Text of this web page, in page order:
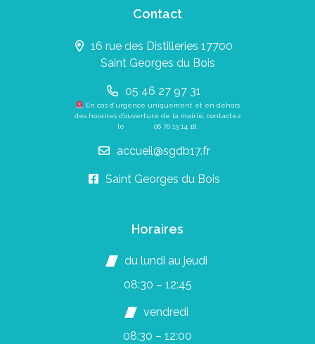
Contact
16 rue des Distilleries 17700
Saint Georges du Bois
05 46 27 97 31
En cas d’urgence uniquement et en dehors
des horaires d’ouverture de la mairie, contactez
le 06 70 13 14 18.
accueil@sgdb17.fr
Saint Georges du Bois
Horaires
du lundi au jeudi
08:30 – 12:45
vendredi
08:30 – 12:00